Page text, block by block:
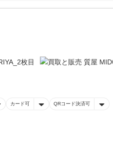
カード可 QRコード決済可